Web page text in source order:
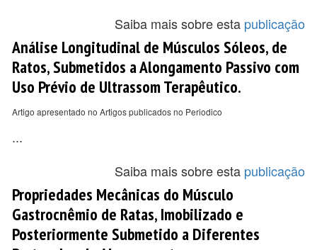
Saiba mais sobre esta publicação
Análise Longitudinal de Músculos Sóleos, de
Ratos, Submetidos a Alongamento Passivo com
Uso Prévio de Ultrassom Terapêutico.
Artigo apresentado no Artigos publicados no Periodico
...
Saiba mais sobre esta publicação
Propriedades Mecânicas do Músculo
Gastrocnêmio de Ratas, Imobilizado e
Posteriormente Submetido a Diferentes